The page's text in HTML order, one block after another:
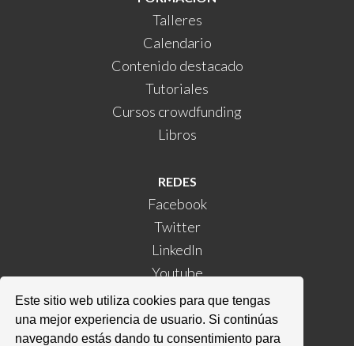
Este sitio web utiliza cookies para que tengas
una mejor experiencia de usuario. Si continúas
navegando estás dando tu consentimiento para
Talleres
Calendario
Contenido destacado
Tutoriales
Cursos crowdfunding
Libros
REDES
Facebook
Twitter
LinkedIn
Youtube
Instagram
Kickstarter